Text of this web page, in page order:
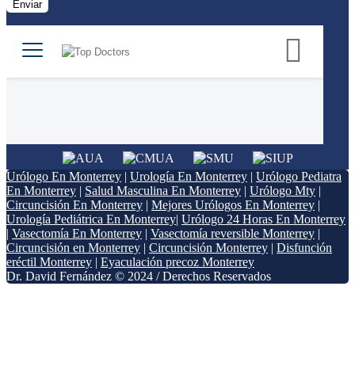
Urólogo En Monterrey | Urología En Monterrey | Urólogo Pediatra
En Monterrey | Salud Masculina En Monterrey | Urólogo Mty |
Circuncisión En Monterrey | Mejores Urólogos En Monterrey |
Urología Pediátrica En Monterrey| Urólogo 24 Horas En Monterrey
| Vasectomía En Monterrey | Vasectomía reversible Monterrey |
Circuncisión en Monterrey | Circuncisión Monterrey | Disfunción
eréctil Monterrey | Eyaculación precoz Monterrey
Dr. David Fernández © 2024 / Derechos Reservados